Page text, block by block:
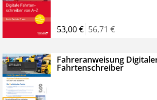
53,00 € 56,71 €
Fahreranweisung
Fahrtenschreiber